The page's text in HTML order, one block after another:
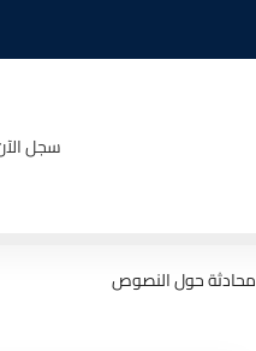
سجل
محادثة حول النصوص